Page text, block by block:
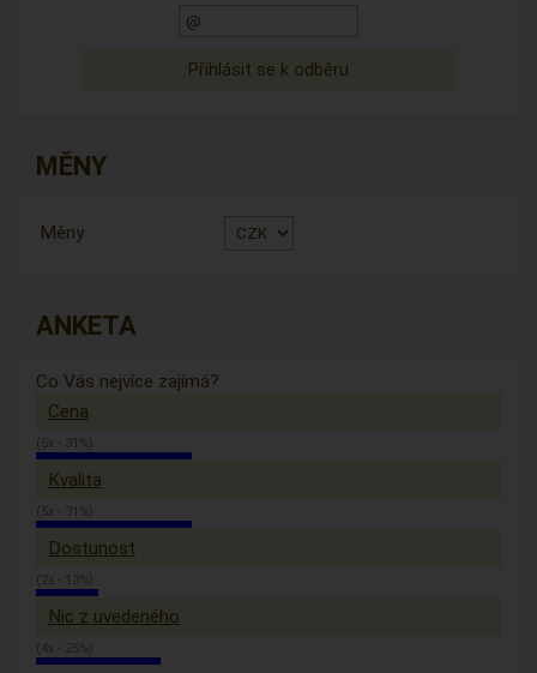
MĚNY
Měny
ANKETA
Co Vás nejvíce zajímá?
Cena
(5x - 31%)
Kvalita
(5x - 31%)
Dostunost
(2x - 13%)
Nic z uvedeného
(4x - 25%)